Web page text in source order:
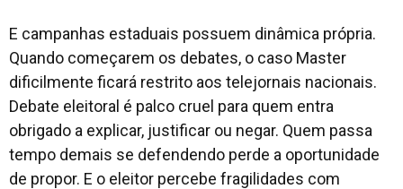
E campanhas estaduais possuem dinâmica própria.
Quando começarem os debates, o caso Master
dificilmente ficará restrito aos telejornais nacionais.
Debate eleitoral é palco cruel para quem entra
obrigado a explicar, justificar ou negar. Quem passa
tempo demais se defendendo perde a oportunidade
de propor. E o eleitor percebe fragilidades com